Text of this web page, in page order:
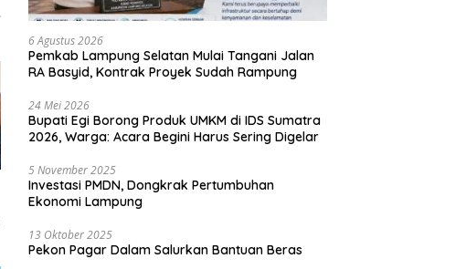
6 Agustus 2026
Pemkab Lampung Selatan Mulai Tangani Jalan
RA Basyid, Kontrak Proyek Sudah Rampung
24 Mei 2026
Bupati Egi Borong Produk UMKM di IDS Sumatra
2026, Warga: Acara Begini Harus Sering Digelar
5 November 2025
Investasi PMDN, Dongkrak Pertumbuhan
Ekonomi Lampung
13 Oktober 2025
Pekon Pagar Dalam Salurkan Bantuan Beras